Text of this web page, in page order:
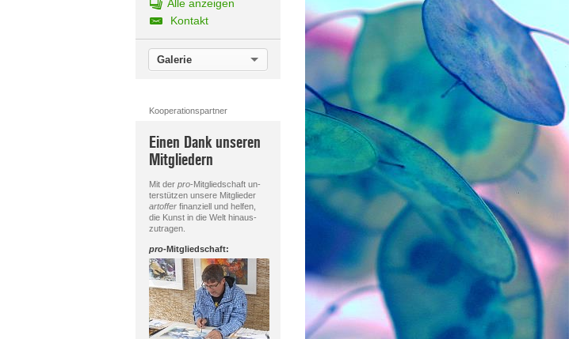
Alle anzeigen
Kontakt
Galerie
Kooperationspartner
Einen Dank unseren
Mitgliedern
Mit der pro-Mitgliedschaft un-
terstützen unsere Mitglieder
artofferfinanziell und helfen,
die Kunst in die Welt hinaus-
zutragen.
pro-Mitgliedschaft: